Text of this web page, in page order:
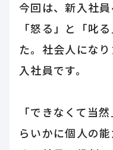
今回は、新入社員
「怒る」と「叱
た。社会人にな
入社員です。
「できなくて当
らいかに個人の